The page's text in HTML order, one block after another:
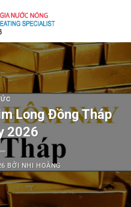
Long Đồng Tháp
2026
BỞI NHI HOÀNG